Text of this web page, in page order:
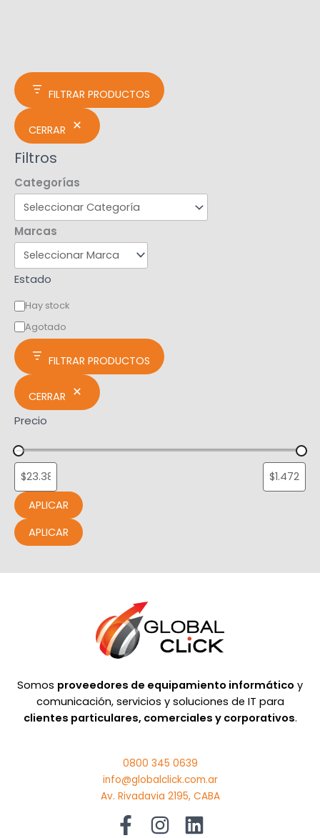
FILTRAR PRODUCTOS
CERRAR
Filtros
Categorías
Marcas
Estado
Hay stock
Agotado
FILTRAR PRODUCTOS
CERRAR
Precio
APLICAR
APLICAR
Somos proveedores de equipamiento informático y
comunicación, servicios y soluciones de IT para
clientes particulares, comerciales y corporativos.
0800 345 0639
info@globalclick.com.ar
Av. Rivadavia 2195, CABA